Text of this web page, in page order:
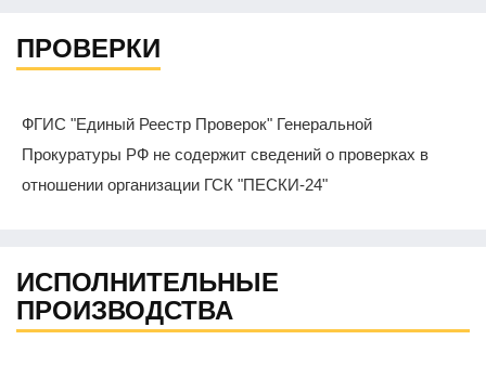
ПРОВЕРКИ
ФГИС "Единый Реестр Проверок" Генеральной
Прокуратуры РФ не содержит сведений о проверках в
отношении организации ГСК "ПЕСКИ-24"
ИСПОЛНИТЕЛЬНЫЕ
ПРОИЗВОДСТВА